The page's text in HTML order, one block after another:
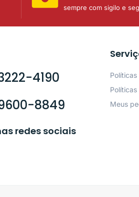
sempre com sigilo e
4190
8849
redes sociais
Meus